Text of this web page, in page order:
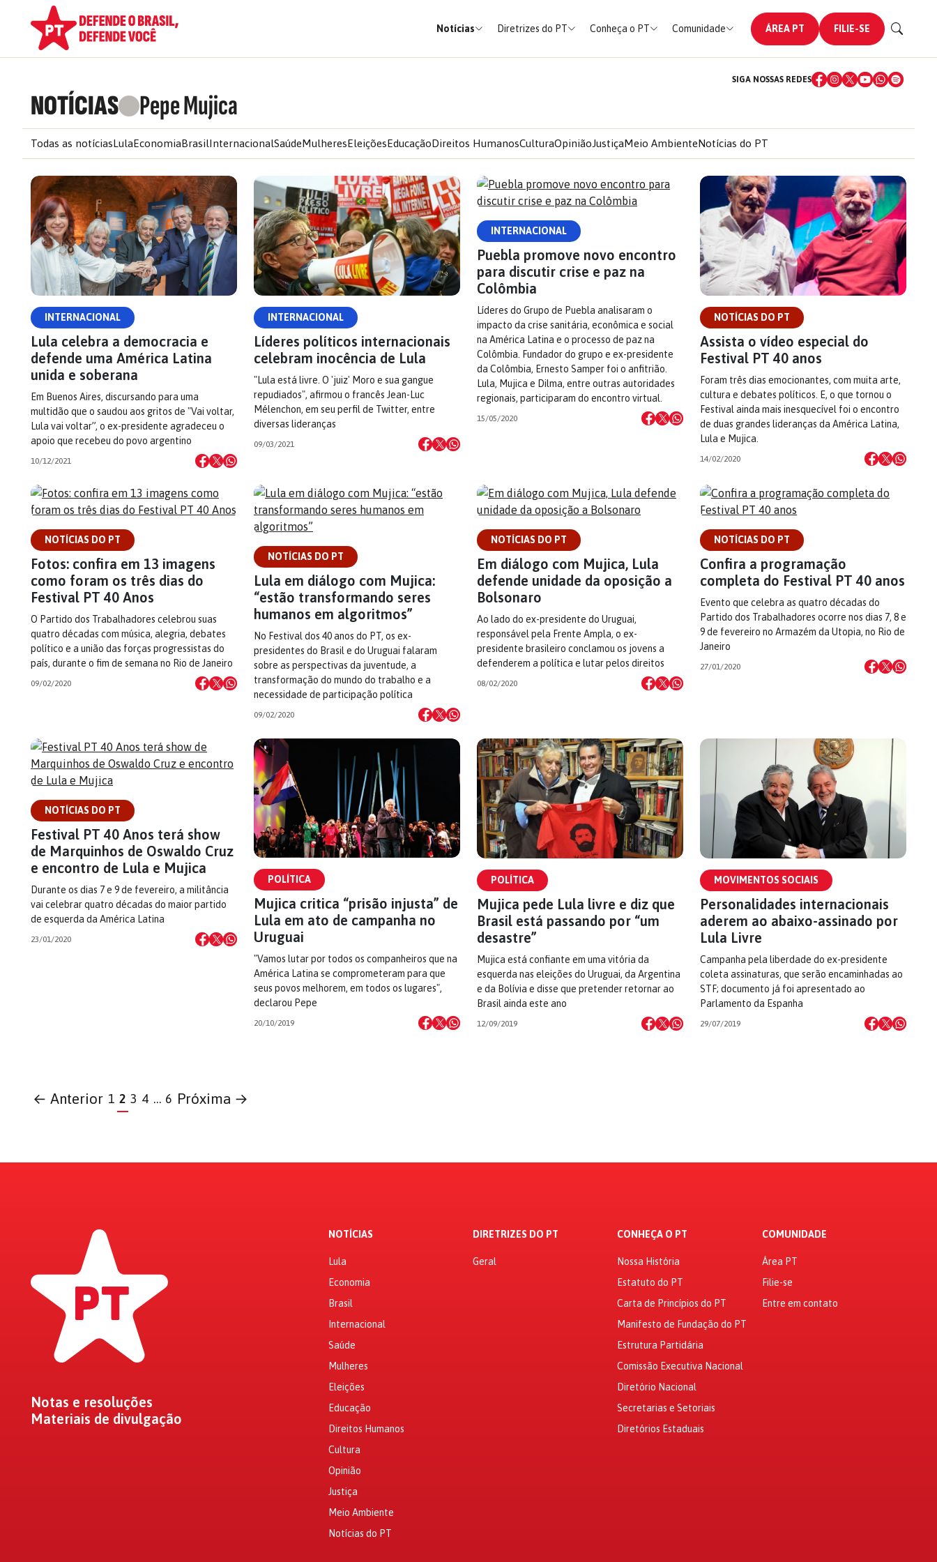
Notícias Diretrizes do PT Conheça o PT Comunidade ÁREA PT FILIE-SE
NOTÍCIAS Pepe Mujica
SIGA NOSSAS REDES
Todas as notíciasLulaEconomiaBrasilInternacionalSaúdeMulheresEleiçõesEducaçãoDireitos HumanosCulturaOpiniãoJustiçaMeio AmbienteNotícias do PT
INTERNACIONAL
Lula celebra a democracia e
defende uma América Latina
unida e soberana
Em Buenos Aires, discursando para uma
multidão que o saudou aos gritos de "Vai voltar,
Lula vai voltar”, o ex-presidente agradeceu o
apoio que recebeu do povo argentino
10/12/2021
INTERNACIONAL
Líderes políticos internacionais
celebram inocência de Lula
"Lula está livre. O 'juiz' Moro e sua gangue
repudiados", afirmou o francês Jean-Luc
Mélenchon, em seu perfil de Twitter, entre
diversas lideranças
09/03/2021
INTERNACIONAL
Puebla promove novo encontro
para discutir crise e paz na
Colômbia
Líderes do Grupo de Puebla analisaram o
impacto da crise sanitária, econômica e social
na América Latina e o processo de paz na
Colômbia. Fundador do grupo e ex-presidente
da Colômbia, Ernesto Samper foi o anfitrião.
Lula, Mujica e Dilma, entre outras autoridades
regionais, participaram do encontro virtual.
15/05/2020
NOTÍCIAS DO PT
Assista o vídeo especial do
Festival PT 40 anos
Foram três dias emocionantes, com muita arte,
cultura e debates políticos. E, o que tornou o
Festival ainda mais inesquecível foi o encontro
de duas grandes lideranças da América Latina,
Lula e Mujica.
14/02/2020
NOTÍCIAS DO PT
Fotos: confira em 13 imagens
como foram os três dias do
Festival PT 40 Anos
O Partido dos Trabalhadores celebrou suas
quatro décadas com música, alegria, debates
político e a união das forças progressistas do
país, durante o fim de semana no Rio de Janeiro
09/02/2020
NOTÍCIAS DO PT
Lula em diálogo com Mujica:
“estão transformando seres
humanos em algoritmos”
No Festival dos 40 anos do PT, os ex-
presidentes do Brasil e do Uruguai falaram
sobre as perspectivas da juventude, a
transformação do mundo do trabalho e a
necessidade de participação política
09/02/2020
NOTÍCIAS DO PT
Em diálogo com Mujica, Lula
defende unidade da oposição a
Bolsonaro
Ao lado do ex-presidente do Uruguai,
responsável pela Frente Ampla, o ex-
presidente brasileiro conclamou os jovens a
defenderem a política e lutar pelos direitos
08/02/2020
NOTÍCIAS DO PT
Confira a programação
completa do Festival PT 40 anos
Evento que celebra as quatro décadas do
Partido dos Trabalhadores ocorre nos dias 7, 8 e
9 de fevereiro no Armazém da Utopia, no Rio de
Janeiro
27/01/2020
NOTÍCIAS DO PT
Festival PT 40 Anos terá show
de Marquinhos de Oswaldo Cruz
e encontro de Lula e Mujica
Durante os dias 7 e 9 de fevereiro, a militância
vai celebrar quatro décadas do maior partido
de esquerda da América Latina
23/01/2020
POLÍTICA
Mujica critica “prisão injusta” de
Lula em ato de campanha no
Uruguai
"Vamos lutar por todos os companheiros que na
América Latina se comprometeram para que
seus povos melhorem, em todos os lugares",
declarou Pepe
20/10/2019
POLÍTICA
Mujica pede Lula livre e diz que
Brasil está passando por “um
desastre”
Mujica está confiante em uma vitória da
esquerda nas eleições do Uruguai, da Argentina
e da Bolívia e disse que pretender retornar ao
Brasil ainda este ano
12/09/2019
MOVIMENTOS SOCIAIS
Personalidades internacionais
aderem ao abaixo-assinado por
Lula Livre
Campanha pela liberdade do ex-presidente
coleta assinaturas, que serão encaminhadas ao
STF; documento já foi apresentado ao
Parlamento da Espanha
29/07/2019
← Anterior 1 2 3 4 … 6 Próxima →
Notas e resoluções
Materiais de divulgação
NOTÍCIAS
Lula
Economia
Brasil
Internacional
Saúde
Mulheres
Eleições
Educação
Direitos Humanos
Cultura
Opinião
Justiça
Meio Ambiente
Notícias do PT
DIRETRIZES DO PT
Geral
CONHEÇA O PT
Nossa História
Estatuto do PT
Carta de Princípios do PT
Manifesto de Fundação do PT
Estrutura Partidária
Comissão Executiva Nacional
Diretório Nacional
Secretarias e Setoriais
Diretórios Estaduais
COMUNIDADE
Área PT
Filie-se
Entre em contato